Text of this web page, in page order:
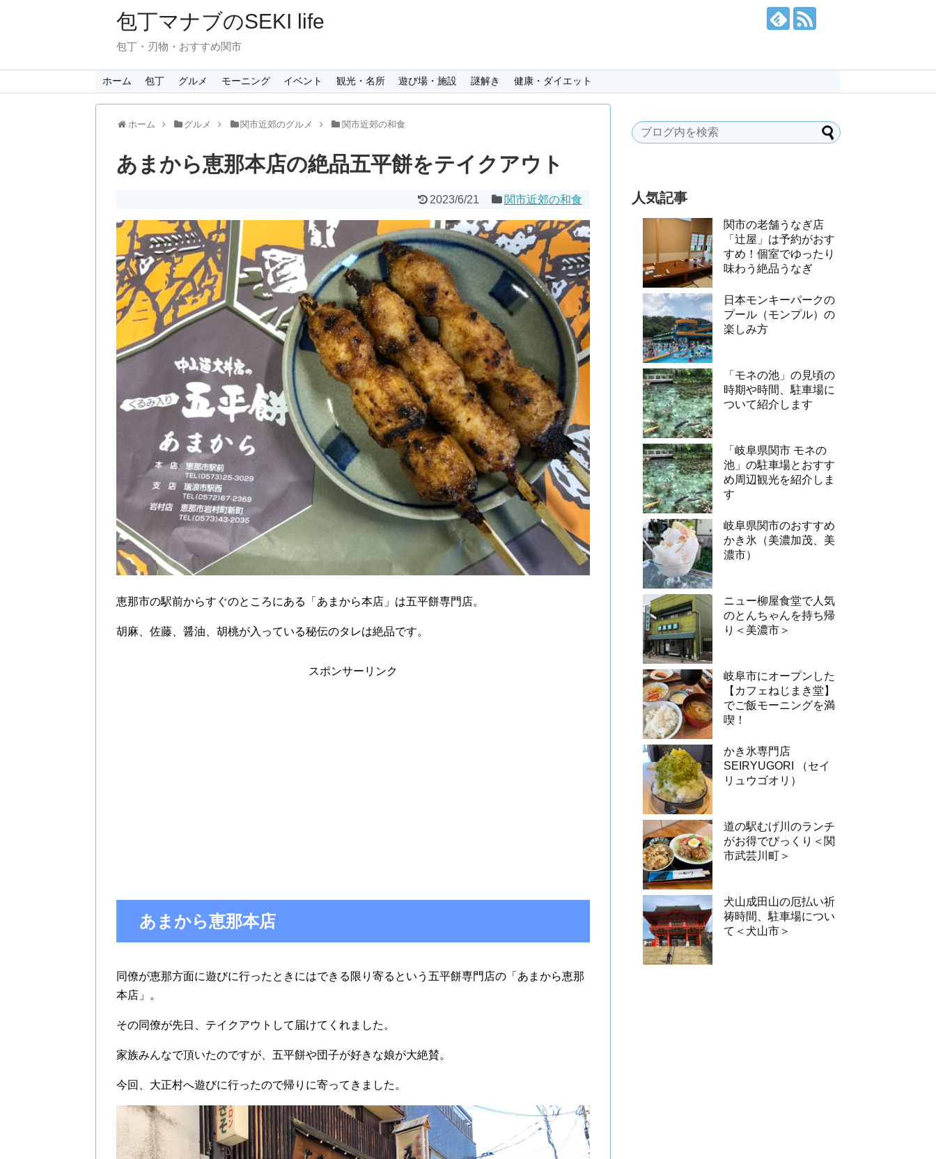
包丁マナブのSEKI life
包丁・刃物・おすすめ関市
ホーム 包丁 グルメ モーニング イベント 観光・名所 遊び場・施設 謎解き 健康・ダイエット
ホーム グルメ 関市近郊のグルメ 関市近郊の和食
あまから恵那本店の絶品五平餅をテイクアウト
2023/6/21 関市近郊の和食
恵那市の駅前からすぐのところにある「あまから本店」は五平餅専門店。
胡麻、佐藤、醤油、胡桃が入っている秘伝のタレは絶品です。
スポンサーリンク
あまから恵那本店
同僚が恵那方面に遊びに行ったときにはできる限り寄るという五平餅専門店の「あまから恵那
本店」。
その同僚が先日、テイクアウトして届けてくれました。
家族みんなで頂いたのですが、五平餅や団子が好きな娘が大絶賛。
今回、大正村へ遊びに行ったので帰りに寄ってきました。
人気記事
関市の老舗うなぎ店
「辻屋」は予約がおす
すめ！個室でゆったり
味わう絶品うなぎ
日本モンキーパークの
プール（モンプル）の
楽しみ方
「モネの池」の見頃の
時期や時間、駐車場に
ついて紹介します
「岐阜県関市 モネの
池」の駐車場とおすす
め周辺観光を紹介しま
す
岐阜県関市のおすすめ
かき氷（美濃加茂、美
濃市）
ニュー柳屋食堂で人気
のとんちゃんを持ち帰
り＜美濃市＞
岐阜市にオープンした
【カフェねじまき堂】
でご飯モーニングを満
喫！
かき氷専門店
SEIRYUGORI （セイ
リュウゴオリ）
道の駅むげ川のランチ
がお得でびっくり＜関
市武芸川町＞
犬山成田山の厄払い祈
祷時間、駐車場につい
て＜犬山市＞